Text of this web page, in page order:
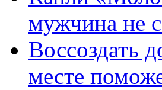
мужчина не
Воссоздать
месте